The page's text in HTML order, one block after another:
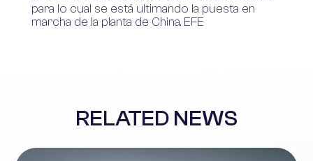
para lo cual se está ultimando la puesta en
marcha de la planta de China. EFE
RELATED NEWS